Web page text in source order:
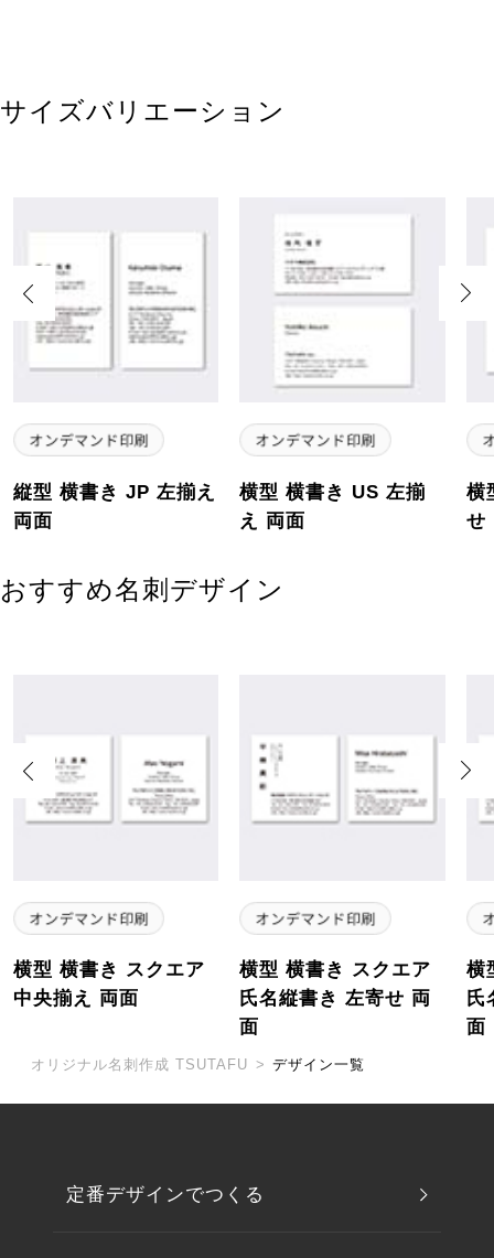
サイズバリエーション
縦型 横書き JP 左揃え
両面
横型 横書き US 左揃
え 両面
横
せ
Previous Next
おすすめ名刺デザイン
横型 横書き スクエア
中央揃え 両面
横型 横書き スクエア
氏名縦書き 左寄せ 両
面
横
氏
面
Next
オリジナル名刺作成 TSUTAFU > デザイン一覧
定番デザインでつくる